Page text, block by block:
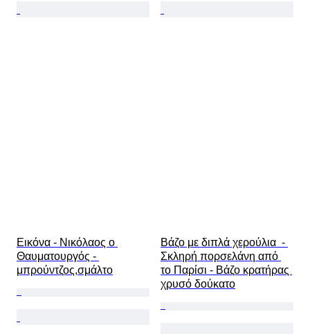
Εικόνα - Νικόλαος ο
Θαυματουργός -
μπρούντζος,σμάλτο
Βάζο με διπλά χερούλια  -
Σκληρή πορσελάνη από
το Παρίσι - Βάζο κρατήρας
χρυσό δούκατο